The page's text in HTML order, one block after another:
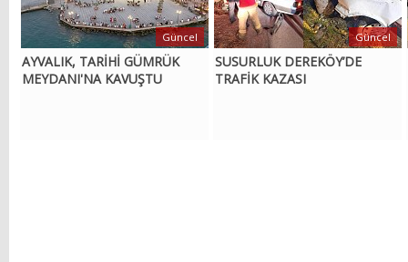
AYVALIK, TARİHİ GÜMRÜK
MEYDANI'NA KAVUŞTU
Güncel
SUSURLUK DEREKÖY’DE
TRAFİK KAZASI
Güncel